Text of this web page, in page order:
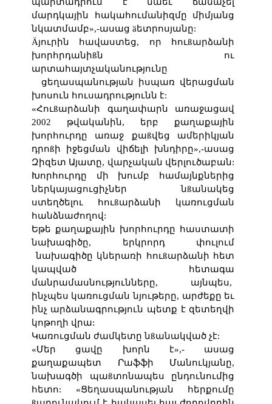
մարդկային հակահումանիզմը միմյանց
նկատմամբ»,-ասաց äետրոսյանը:
Äյուրին հավաստեց, որ հուßարձանի
խորհրդանիßն ու
արտահայտչականությունը
ցեղասպանության իսպառ վերացման
խոսուն հուսադրությունն է:
«Հուßարձանի գաղափարն առաջացավ
2002 թվականին, երբ քաղաքային
խորհուրդը առաջ քաßվեց ամերիկյան
դրոßի իջեցման վիճելի խնդիրը»,-ասաց
Զիզետ Այատը, վարչական վերլուծաբան:
Խորհուրդը մի խումբ համայնքներից
ներկայացուցիչներ նßանակեց
ստեղծելու հուßարձանի կառուցման
հանձնաժողով:
Եթե քաղաքային խորհուրդը հաստատի
նախագիծը, երկրորդ փուլում
նախագիծը կներառի հուßարձանի հետ
կապված հետագա
մանրամասնությունները, այնպես,
ինչպես կառուցման նյութերը, արժեքը եւ
ինչ արձանագրություն պետք է զետեղվի
կոթողի վրա:
Կառուցման ժամկետը նßանակված չէ:
«Մեր ցավը խորն է»,- ասաց
քաղաքապետ Րաֆֆի Մանուկյանը,
նախագծի պաßտոնապես ընդունումից
հետո: «Ցեղասպանության հերքումը